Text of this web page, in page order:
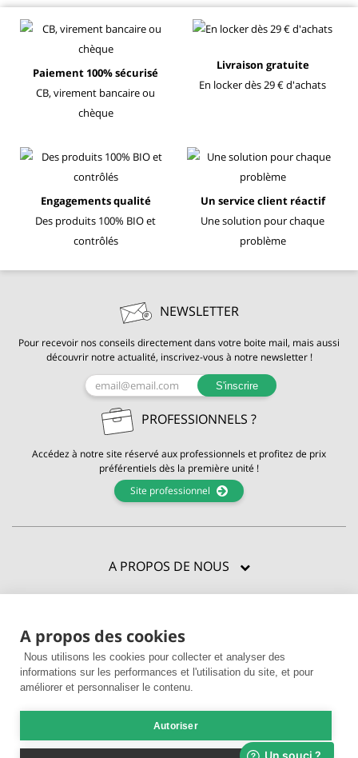
A propos des cookies
Nous utilisons les cookies pour collecter et analyser des
informations sur les performances et l'utilisation du site, et pour
améliorer et personnaliser le contenu.
Autoriser
Paiement 100% sécurisé
CB, virement bancaire ou
chèque
Livraison gratuite
En locker dès 29 € d'achats
Engagements qualité
Des produits 100% BIO et
contrôlés
Un service client réactif
Une solution pour chaque
problème
NEWSLETTER
Pour recevoir nos conseils directement dans votre boite mail, mais aussi
découvrir notre actualité, inscrivez-vous à notre newsletter !
S'inscrire
PROFESSIONNELS ?
Accédez à notre site réservé aux professionnels et profitez de prix
préférentiels dès la première unité !
Site professionnel
A PROPOS DE NOUS
BESOIN D'AIDE ?
ENVIE D'EN VOIR PLUS ?
paiement|Utilisation des cookies